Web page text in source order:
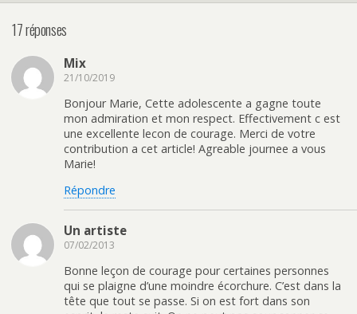
17 réponses
Mix
21/10/2019
Bonjour Marie, Cette adolescente a gagne toute
mon admiration et mon respect. Effectivement c est
une excellente lecon de courage. Merci de votre
contribution a cet article! Agreable journee a vous
Marie!
Répondre
Un artiste
07/02/2013
Bonne leçon de courage pour certaines personnes
qui se plaigne d’une moindre écorchure. C’est dans la
tête que tout se passe. Si on est fort dans son